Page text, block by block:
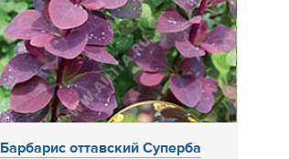
Барбарис оттавский Суперба